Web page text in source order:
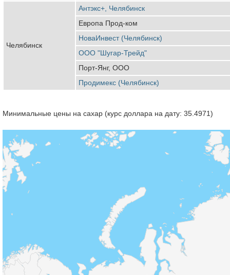
Челябинск
Антэкс+, Челябинск
Европа Прод-ком
НоваИнвест (Челябинск)
ООО "Шугар-Трейд"
Порт-Янг, ООО
Продимекс (Челябинск)
Минимальные цены на сахар (курс доллара на дату: 35.4971)